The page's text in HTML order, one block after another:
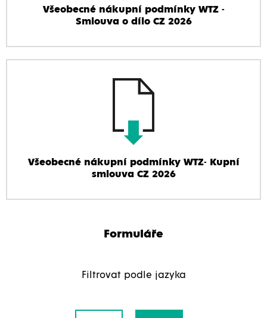
Všeobecné nákupní podmínky WTZ -
Smlouva o dílo CZ 2026
Všeobecné nákupní podmínky WTZ- Kupní
smlouva CZ 2026
Formuláře
Filtrovat podle jazyka